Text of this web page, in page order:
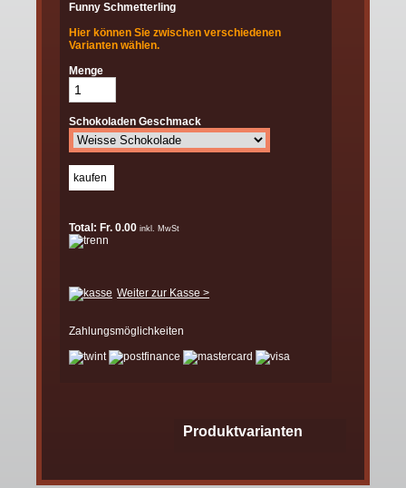
Funny Schmetterling
Hier können Sie zwischen verschiedenen
Varianten wählen.
Menge
Schokoladen Geschmack
Total: Fr. 0.00 inkl. MwSt
Weiter zur Kasse >
Zahlungsmöglichkeiten
Produktvarianten